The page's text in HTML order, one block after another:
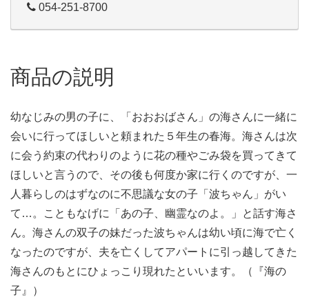
054-251-8700
商品の説明
幼なじみの男の子に、「おおおばさん」の海さんに一緒に
会いに行ってほしいと頼まれた５年生の春海。海さんは次
に会う約束の代わりのように花の種やごみ袋を買ってきて
ほしいと言うので、その後も何度か家に行くのですが、一
人暮らしのはずなのに不思議な女の子「波ちゃん」がい
て…。こともなげに「あの子、幽霊なのよ。」と話す海さ
ん。海さんの双子の妹だった波ちゃんは幼い頃に海で亡く
なったのですが、夫を亡くしてアパートに引っ越してきた
海さんのもとにひょっこり現れたといいます。（『海の
子』）